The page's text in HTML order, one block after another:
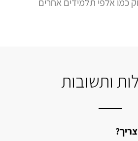
כמו אלפי תלמידים אחרים
ותשובות